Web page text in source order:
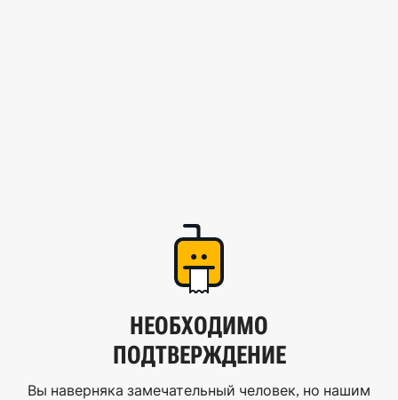
НЕОБХОДИМО
ПОДТВЕРЖДЕНИЕ
Вы наверняка замечательный человек, но нашим